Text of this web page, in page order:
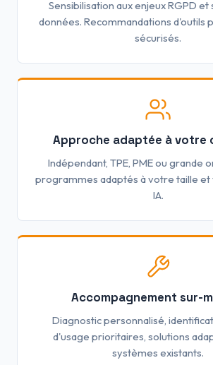
Sensibilisation aux enjeux RGPD et
données. Recommandations d'outils
sécurisés.
Approche adaptée à votre
Indépendant, TPE, PME ou grande
programmes adaptés à votre taille
IA.
Accompagnement sur-
Diagnostic personnalisé,
d'usage prioritaires, solutions
systèmes existants.